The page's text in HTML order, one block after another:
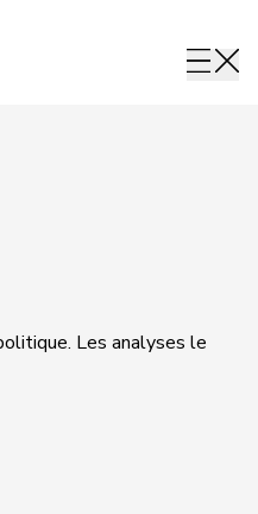
Les analyses le